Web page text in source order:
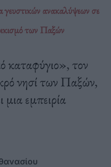
γευστικών ανακαλύψεων σε
των Παξών
καταφύγιο», τον
νησί των Παξών,
εμπειρία